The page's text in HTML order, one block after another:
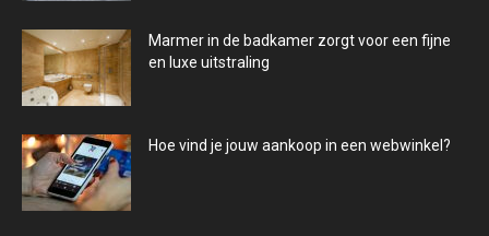
Marmer in de badkamer zorgt voor een fijne
en luxe uitstraling
Hoe vind je jouw aankoop in een webwinkel?